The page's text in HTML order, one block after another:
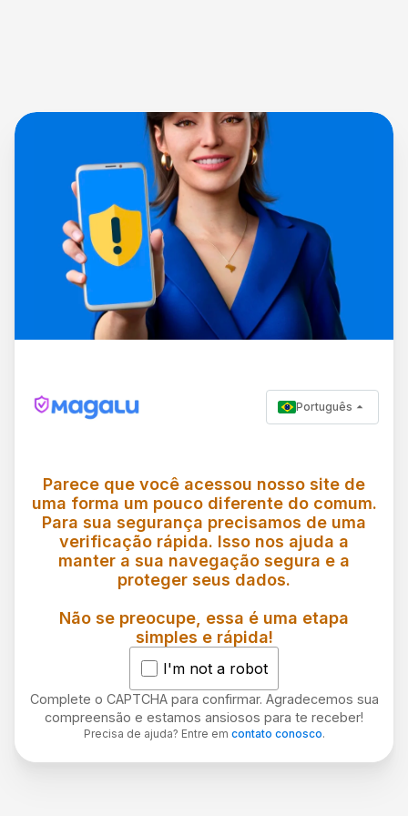
Português
Parece que você acessou nosso site de
uma forma um pouco diferente do comum.
Para sua segurança precisamos de uma
verificação rápida. Isso nos ajuda a
manter a sua navegação segura e a
proteger seus dados.
Não se preocupe, essa é uma etapa
simples e rápida!
I'm not a robot
Complete o CAPTCHA para confirmar. Agradecemos sua
compreensão e estamos ansiosos para te receber!
Precisa de ajuda? Entre em contato conosco.